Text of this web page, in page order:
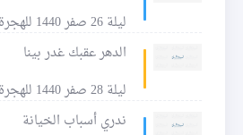
ليلة 26 صفر 1440 للهجرة
الدهر عقبك غدر بينا
ليلة 28 صفر 1440 للهجرة
ندري أسباب الخيانة